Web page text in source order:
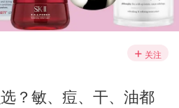
关注
？敏、痘、干、油都